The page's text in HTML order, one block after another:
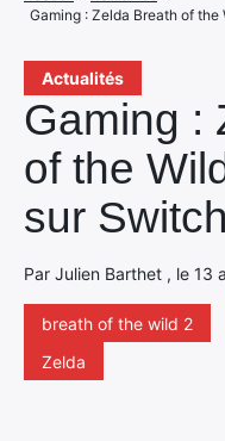
Actualités
Gaming :
of the
sur
Par Julien Barthet , le 13
breath of the wild 2
Zelda
Gaming : Zelda Breath of